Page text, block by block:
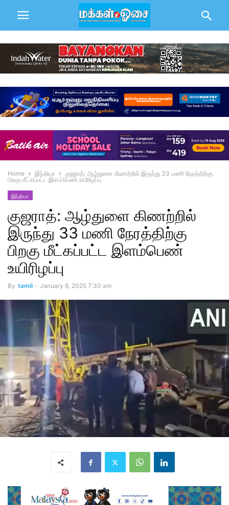
Home இந்தியா
குஜராத்: ஆழ்துளை கிணற்றில் இருந்து 33 மணி நேரத்திற்கு
பிறகு மீட்கப்பட்ட இளம்பெண் உயிரிழப்பு
இந்தியா
குஜராத்: ஆழ்துளை கிணற்றில்
இருந்து 33 மணி நேரத்திற்கு
பிறகு மீட்கப்பட்ட இளம்பெண்
உயிரிழப்பு
By tamil - January 8, 2025 7:30 am